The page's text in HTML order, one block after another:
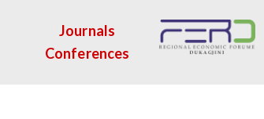
Journals
Conferences